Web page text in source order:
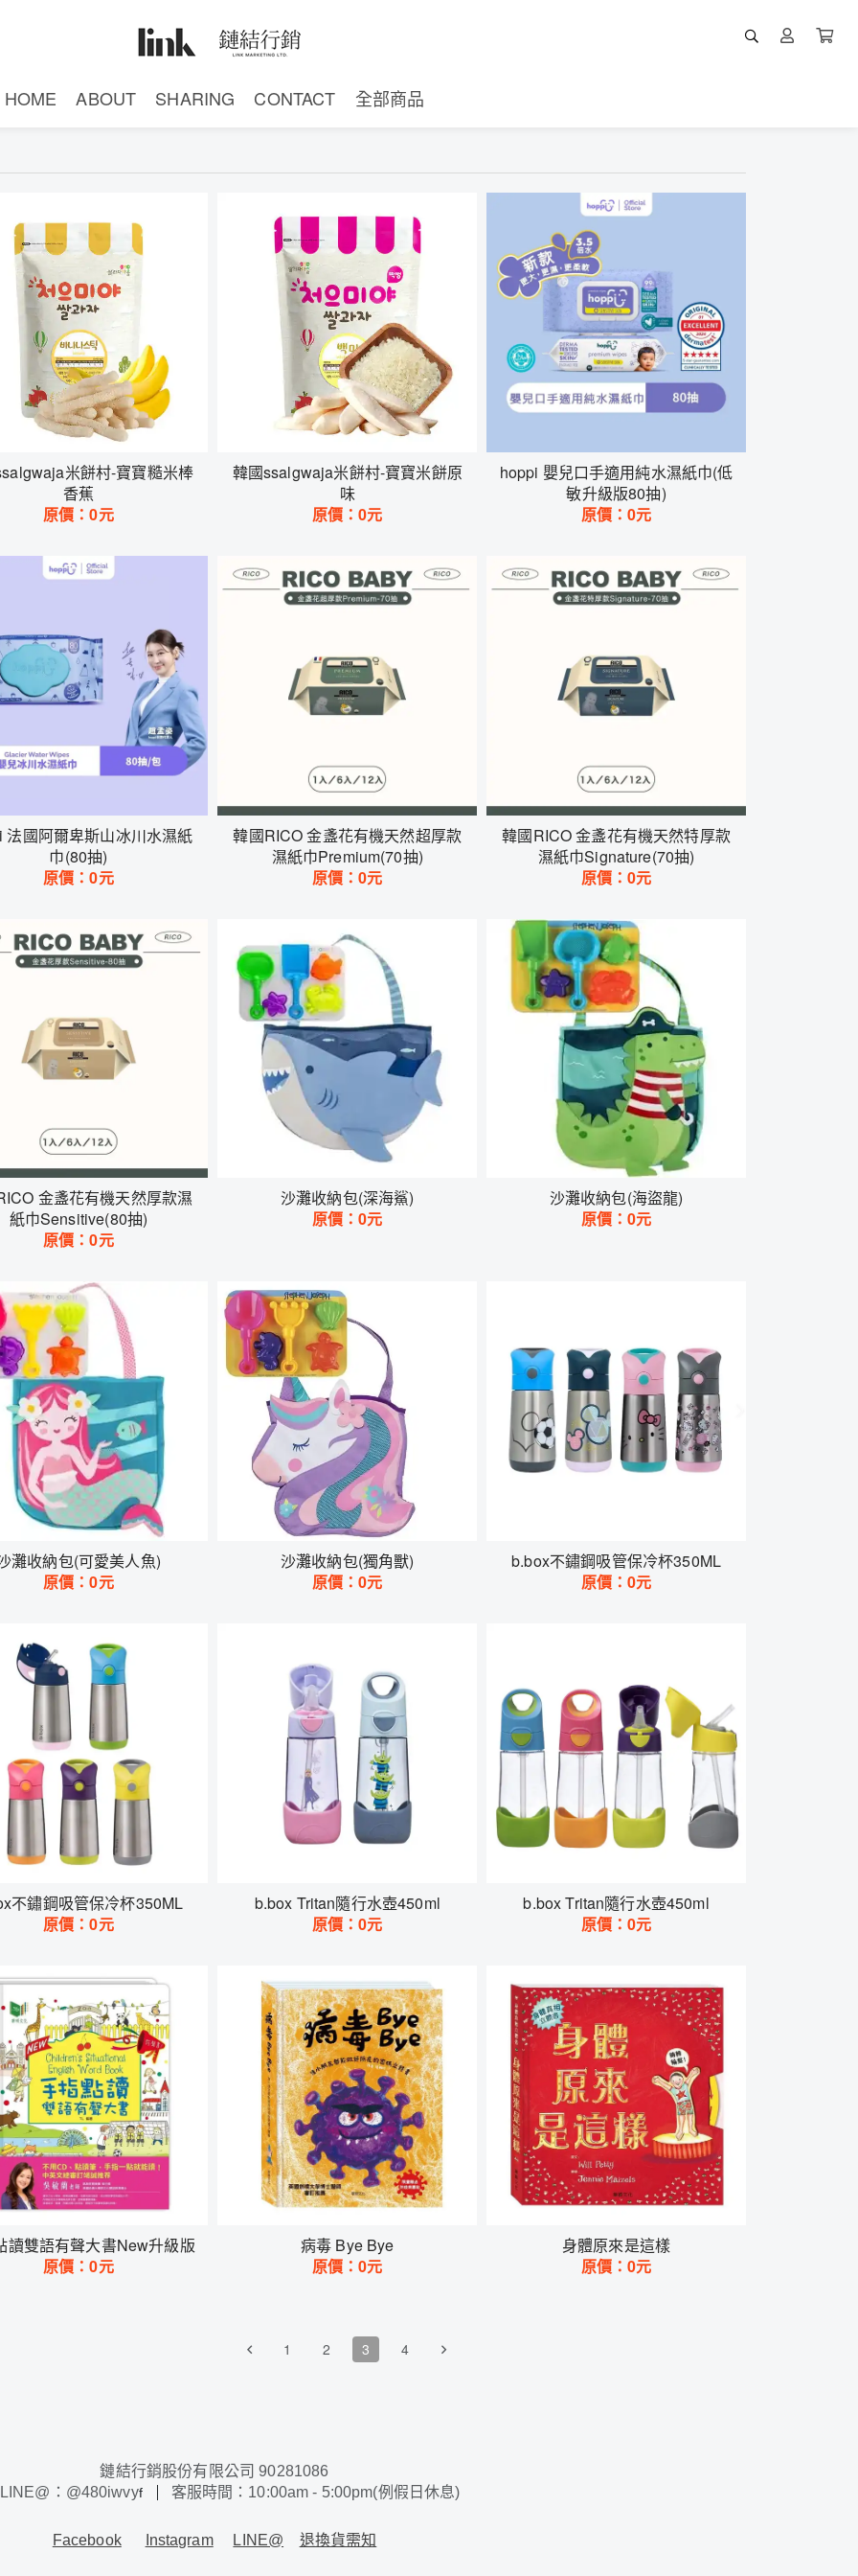
HOME ABOUT SHARING CONTACT 全部商品
米餅村-寶寶糙米棒
香蕉
原價：0元
韓國ssalgwaja米餅村-寶寶米餅原
味
原價：0元
hoppi 嬰兒口手適用純水濕紙巾(低
敏升級版80抽)
原價：0元
法國阿爾卑斯山冰川水濕紙
巾(80抽)
原價：0元
韓國RICO 金盞花有機天然超厚款
濕紙巾Premium(70抽)
原價：0元
韓國RICO 金盞花有機天然特厚款
濕紙巾Signature(70抽)
原價：0元
金盞花有機天然厚款濕
紙巾Sensitive(80抽)
原價：0元
沙灘收納包(深海鯊)
原價：0元
沙灘收納包(海盜龍)
原價：0元
灘收納包(可愛美人魚)
原價：0元
沙灘收納包(獨角獸)
原價：0元
b.box不鏽鋼吸管保冷杯350ML
原價：0元
不鏽鋼吸管保冷杯350ML
原價：0元
b.box Tritan隨行水壺450ml
原價：0元
b.box Tritan隨行水壺450ml
原價：0元
讀雙語有聲大書New升級版
原價：0元
病毒 Bye Bye
原價：0元
身體原來是這樣
原價：0元
1 2 3 4
鏈結行銷股份有限公司 90281086
：@480iwvyf 客服時間：10:00am - 5:00pm(例假日休息)
Facebook Instagram LINE@ 退換貨需知